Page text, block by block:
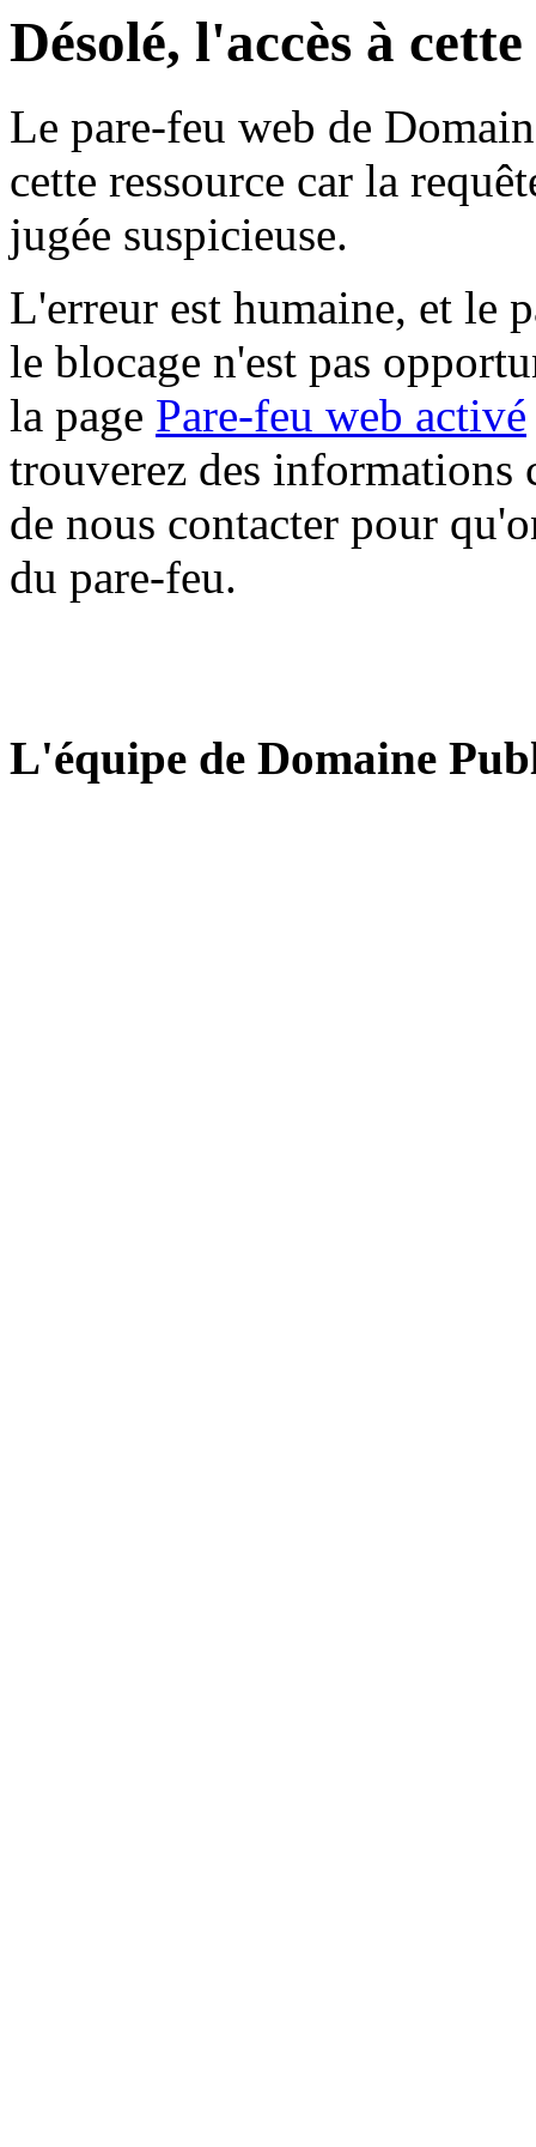
Désolé, l'accès à
Le pare-feu web de
cette ressource car la
jugée suspicieuse.
L'erreur est humaine, et le
le blocage n'est pas
la page Pare-feu web activé
trouverez des informations
de nous contacter pour
du pare-feu.
L'équipe de Domaine